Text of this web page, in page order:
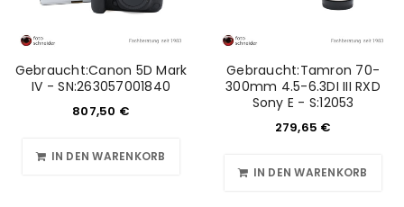
Gebraucht:Canon 5D Mark
IV - SN:263057001840
807,50 €
IN DEN WARENKORB
Gebraucht:Tamron 70-
300mm 4.5-6.3DI III RXD
Sony E - S:12053
279,65 €
IN DEN WARENKORB